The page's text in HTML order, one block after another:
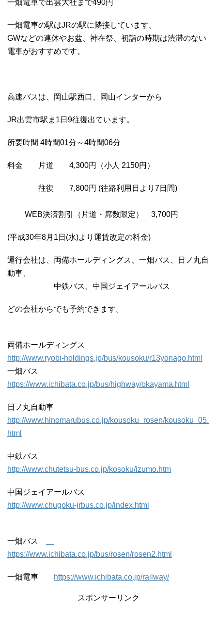
一畑電車で出雲大社まで490円
一畑電車の駅はJRの駅に隣接しています。
GWなどの連休やお盆、神在祭、初詣の時期は渋滞のない
電車がおすすめです。
高速バスは、岡山駅西口、岡山インターから
JR出雲市駅ま1日9往復出ています。
所要時間 4時間01分～4時間06分
料金 片道 4,300円（小人 2150円）
往復 7,800円 (往路利用日より7日間)
WEB決済割引（片道・席数限定） 3,700円
(平成30年8月1日(水)より運賃改定の料金)
運行会社は、両備ホールディングス、一畑バス、日ノ丸自
動車、
中鉄バス、中国ジェイアールバス
どの会社からでも予約できます。
両備ホールディングス
http://www.ryobi-holdings.jp/bus/kousoku/r13yonago.html
一畑バス
https://www.ichibata.co.jp/bus/highway/okayama.html
日ノ丸自動車
http://www.hinomarubus.co.jp/kousoku_rosen/kousoku_05.
html
中鉄バス
http://www.chutetsu-bus.co.jp/kosoku/izumo.htm
中国ジェイアールバス
http://www.chugoku-jrbus.co.jp/index.html
一畑バス
https://www.ichibata.co.jp/bus/rosen/rosen2.html
一畑電車 https://www.ichibata.co.jp/railway/
スポンサーリンク